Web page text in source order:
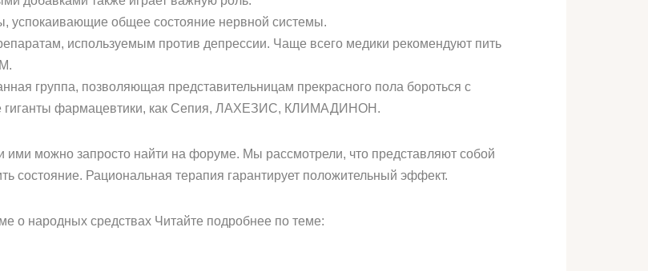
успокаивающие общее состояние нервной системы.
используемым против депрессии. Чаще всего медики рекомендуют пить
группа, позволяющая представительницам прекрасного пола бороться с
гиганты фармацевтики, как Сепия, ЛАХЕЗИС, КЛИМАДИНОН.
ими можно запросто найти на форуме. Мы рассмотрели, что представляют собой
состояние. Рациональная терапия гарантирует положительный эффект.
о народных средствах Читайте подробнее по теме: